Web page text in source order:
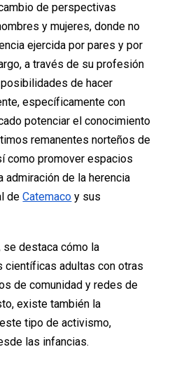
de perspectivas
y mujeres, donde no
ejercida por pares y por
a través de su profesión
de hacer
específicamente con
potenciar el conocimiento
remanentes norteños de
como promover espacios
admiración de la herencia
de Catemaco y sus
destaca cómo la
científicas adultas con otras
de comunidad y redes de
existe también la
tipo de activismo,
las infancias.